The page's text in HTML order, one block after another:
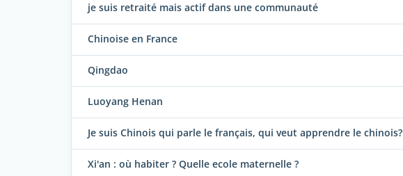
je suis retraité mais actif dans une communauté
Chinoise en France
Qingdao
Luoyang Henan
Je suis Chinois qui parle le français, qui veut apprendre le chinois?
Xi'an : où habiter ? Quelle ecole maternelle ?